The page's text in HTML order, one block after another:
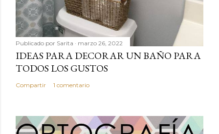
Publicado por Sarita marzo 26, 2022
IDEAS PARA DECORAR UN BAÑO PARA
TODOS LOS GUSTOS
Compartir 1 comentario